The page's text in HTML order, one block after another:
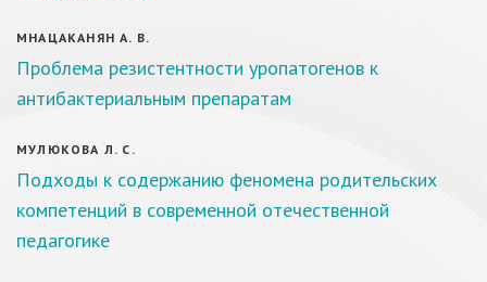
МНАЦАКАНЯН А. В.
Проблема резистентности уропатогенов к
антибактериальным препаратам
МУЛЮКОВА Л. С.
Подходы к содержанию феномена родительских
компетенций в современной отечественной
педагогике